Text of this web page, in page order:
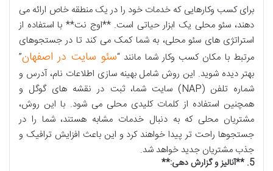
برای کسب وکارهایی که خدمات خود را در یک منطقه خاص ارائه می
دهند، سئو محلی یک ابزار حیاتی است. **اوج نت** با استفاده از
استراتژی های سئو محلی، به شما کمک می کند تا در جستجوهای
مرتبط با مکان کسب وکار شما مانند “سئو سایت در اصفهان”
بهتر دیده شوید. این روش شامل بهینه سازی اطلاعات نام، آدرس و
شماره تلفن (NAP)
سایت شما، ثبت در نقشه های گوگل و
همچنین استفاده از کلمات کلیدی محلی می شود. با این روش،
مشتریان محلی که به دنبال خدمات مشابه هستند، شما را در
جستجوها راحت تر پیدا خواهند کرد و این باعث افزایش ترافیک و
جذب مشتریان جدید خواهد شد.
5. ** آنالیز و گزارش دهی:**